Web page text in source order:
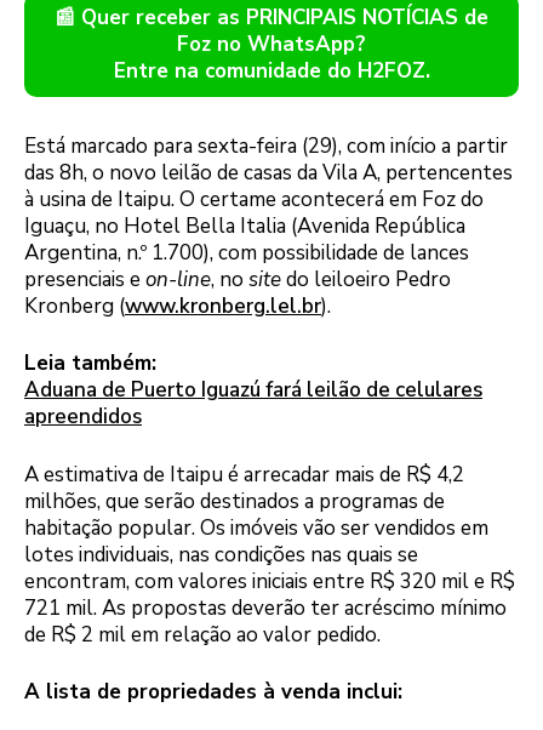
📰 Quer receber as PRINCIPAIS NOTÍCIAS de
Foz no WhatsApp?
Entre na comunidade do H2FOZ.
Está marcado para sexta-feira (29), com início a partir
das 8h, o novo leilão de casas da Vila A, pertencentes
à usina de Itaipu. O certame acontecerá em Foz do
Iguaçu, no Hotel Bella Italia (Avenida República
Argentina, n.º 1.700), com possibilidade de lances
presenciais e on-line, no sitedo leiloeiro Pedro
Kronberg (www.kronberg.lel.br).
Leia também:
Aduana de Puerto Iguazú fará leilão de celulares
apreendidos
A estimativa de Itaipu é arrecadar mais de R$ 4,2
milhões, que serão destinados a programas de
habitação popular. Os imóveis vão ser vendidos em
lotes individuais, nas condições nas quais se
encontram, com valores iniciais entre R$ 320 mil e R$
721 mil. As propostas deverão ter acréscimo mínimo
de R$ 2 mil em relação ao valor pedido.
A lista de propriedades à venda inclui: